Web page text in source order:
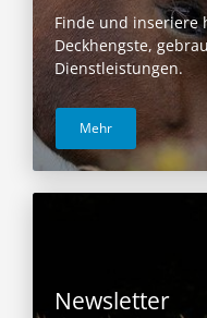
Finde und inseriere
Deckhengste,
Dienstleistungen.
Mehr
Newsletter